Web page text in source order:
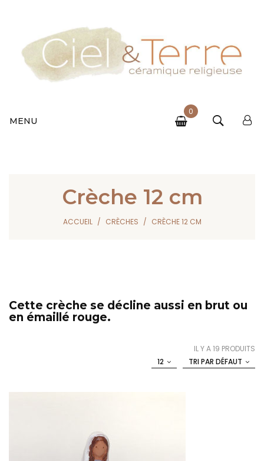
MENU
0
Crèche 12 cm
ACCUEIL CRÈCHES CRÈCHE 12 CM
Cette crèche se décline aussi en brut ou
en émaillé rouge.
IL Y A 19 PRODUITS
TRI PAR DÉFAUT
12